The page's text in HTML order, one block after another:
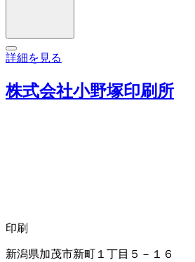
詳細を見る
株式会社小野塚印刷所
印刷
新潟県加茂市新町１丁目５－１６